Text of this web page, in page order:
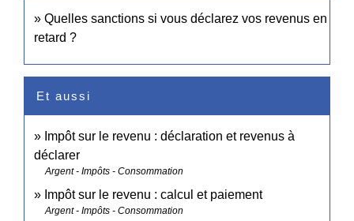
Quelles sanctions si vous déclarez vos revenus en
retard ?
Et aussi
Impôt sur le revenu : déclaration et revenus à
déclarer
Argent - Impôts - Consommation
Impôt sur le revenu : calcul et paiement
Argent - Impôts - Consommation